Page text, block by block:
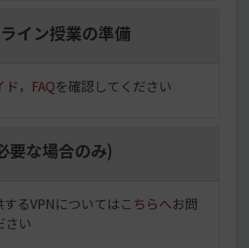
イン授業の準備
ド ， FAQを確認してください
要な場合のみ)
るVPNについてはこちらへお問
さい